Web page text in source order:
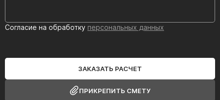
Согласие на обработку персональных данных
ЗАКАЗАТЬ РАСЧЕТ
ПРИКРЕПИТЬ СМЕТУ